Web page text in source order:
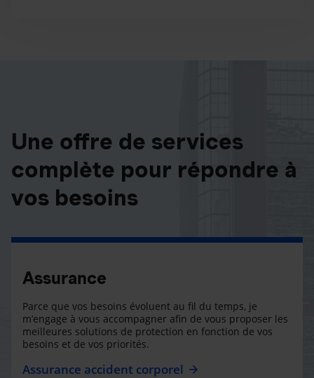
Une offre de services
complète pour répondre à
vos besoins
Assurance
Parce que vos besoins évoluent au fil du temps, je
m’engage à vous accompagner afin de vous proposer les
meilleures solutions de protection en fonction de vos
besoins et de vos priorités.
Assurance accident corporel